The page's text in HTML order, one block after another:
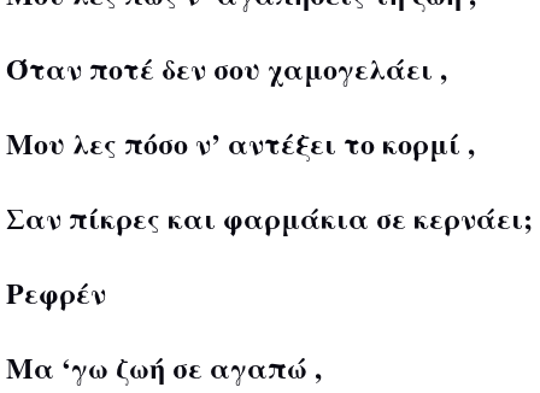
Όταν ποτέ δεν σου χαμογελάει ,
Μου λες πόσο ν’ αντέξει το κορμί ,
Σαν πίκρες και φαρμάκια σε κερνάει;
Ρεφρέν
Μα ‘γω ζωή σε αγαπώ ,